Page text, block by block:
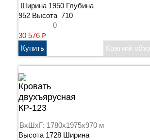
Ширина 1950 Глубина
952 Высота 710
0
30 576 ₽
Кровать
двухъярусная
КР-123
ВхШхГ: 1780x1975x970 м
Высота 1728 Ширина